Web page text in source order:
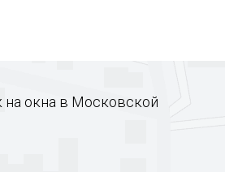
на окна в Московской